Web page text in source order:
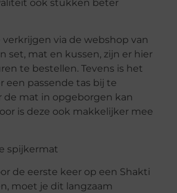
ook stukken beter
verkrijgen via de webshop van
set, mat en kussen, zijn er hier
te bestellen. Tevens is het
een passende tas bij te
de mat in opgeborgen kan
is deze ook makkelijker mee
spijkermat
de eerste keer op een Shakti
moet je dit langzaam